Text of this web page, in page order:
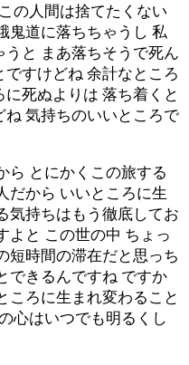
の人間は捨てたくない
鬼道に落ちちゃうし 私
と まあ落ちそうで死ん
すけどね 余計なところ
死ぬよりは 落ち着くと
気持ちのいいところで
ら とにかくこの旅する
だから いいところに生
気持ちはもう徹底してお
よと この世の中 ちょっ
短時間の滞在だと思っち
できるんですね ですか
ころに生まれ変わること
心はいつでも明るくし